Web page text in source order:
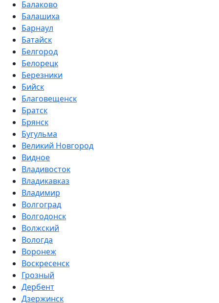
Балаково
Балашиха
Барнаул
Батайск
Белгород
Белорецк
Березники
Бийск
Благовещенск
Братск
Брянск
Бугульма
Великий Новгород
Видное
Владивосток
Владикавказ
Владимир
Волгоград
Волгодонск
Волжский
Вологда
Воронеж
Воскресенск
Грозный
Дербент
Дзержинск